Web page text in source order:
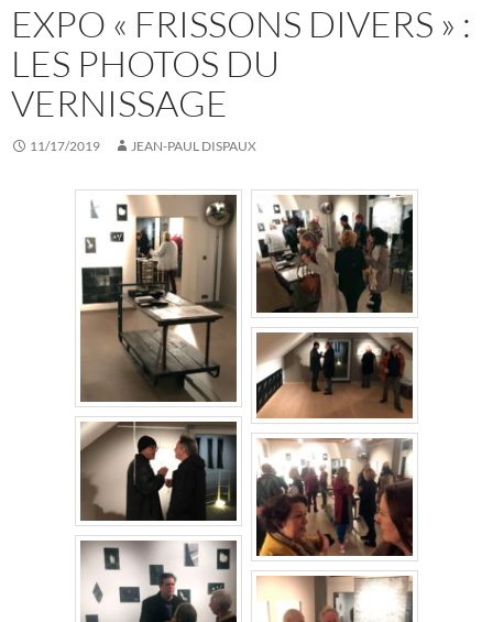
EXPO « FRISSONS DIVERS » :
LES PHOTOS DU
VERNISSAGE
11/17/2019 JEAN-PAUL DISPAUX